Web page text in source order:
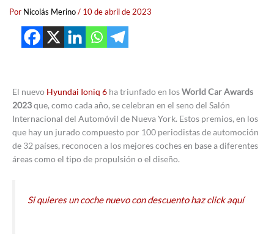
Por Nicolás Merino/ 10 de abril de 2023
El nuevo Hyundai Ioniq 6 ha triunfado en losWorld Car Awards
2023que, como cada año, se celebran en el seno del Salón
Internacional del Automóvil de Nueva York. Estos premios, en los
que hay un jurado compuesto por 100 periodistas de automoción
de 32 países, reconocen a los mejores coches en base a diferentes
áreas como el tipo de propulsión o el diseño.
Si quieres un coche nuevo con descuento haz click aquí